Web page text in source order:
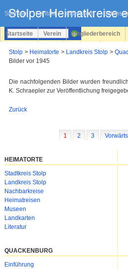
Sitemap Kontakt Impressum
überspringen
Startseite Verein Mitgliederbereich
Login
Stolp Heimatorte Landkreis Stolp
Bilder vor 1945
Die nachfolgenden Bilder wurden
K. Schraepler zur Veröffentlichung
Zurück
1 2 3 Vorwärts
HEIMATORTE
Navigation
überspringen
Stadtkreis Stolp
Landkreis Stolp
Nachbarkreise
Heimatreisen
Museen
Landkarten
Literatur
QUACKENBURG
Navigation
Einführung